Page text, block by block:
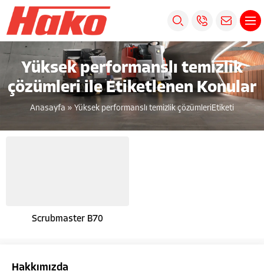
Yüksek performanslı temizlik
çözümleri ile Etiketlenen Konular
Anasayfa » Yüksek performanslı temizlik çözümleriEtiketi
Scrubmaster B70
Hakkımızda